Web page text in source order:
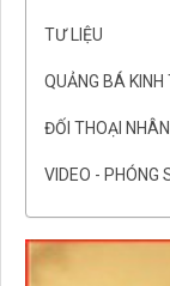
TƯ LIỆU
QUẢNG BÁ KINH
ĐỐI THOẠI
VIDEO - PHÓNG